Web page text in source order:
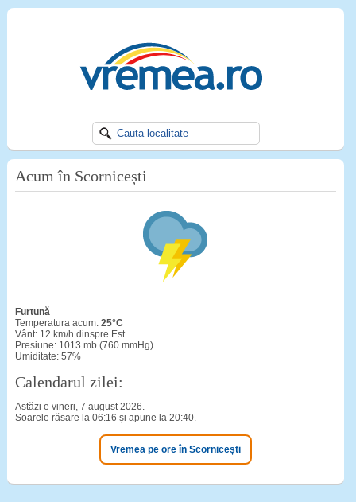
Acum în Scornicești
furtună
Temperatura acum: 25°C
Vânt: 12 km/h dinspre Est
Presiune: 1013 mb (760 mmHg)
Umiditate: 57%
Calendarul zilei:
Astăzi e vineri, 7 august 2026.
Soarele răsare la 06:16 și apune la 20:40.
Vremea pe ore în Scornicești